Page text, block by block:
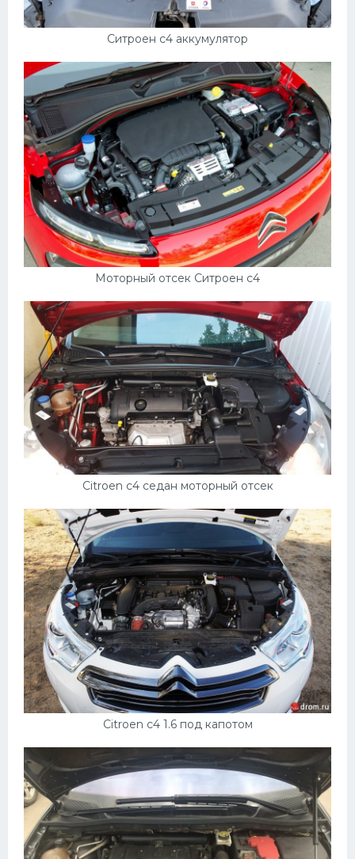
Ситроен c4 аккумулятор
Моторный отсек Ситроен c4
Citroen c4 седан моторный отсек
Citroen c4 1.6 под капотом